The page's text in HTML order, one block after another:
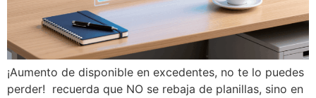
¡Aumento de disponible en excedentes, no te lo puedes
perder! recuerda que NO se rebaja de planillas, sino en